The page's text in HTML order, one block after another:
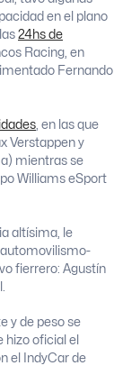
en el plano
24hs de
Racing, en
Fernando
, en las que
Verstappen y
mientras se
Williams eSport
altísima, le
automovilismo-
fierrero: Agustín
y de peso se
hizo oficial el
el IndyCar de